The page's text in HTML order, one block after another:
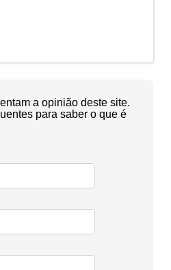
a opinião deste site.
para saber o que é